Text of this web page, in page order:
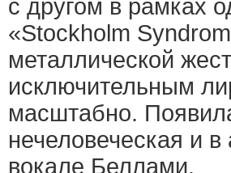
с другом в рамках
«Stockholm
металлической
исключительным
масштабно.
нечеловеческая и
вокале Беллами.